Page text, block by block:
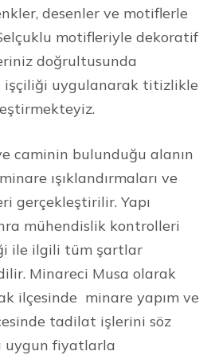
desenler ve motiflerle
motifleriyle dekoratif
doğrultusunda
işçiliği uygulanarak titizlikle
caminin bulunduğu alanın
ışıklandırmaları ve
gerçekleştirilir. Yapı
mühendislik kontrolleri
ile ilgili tüm şartlar
Minareci Musa olarak
ilçesinde minare yapım ve
tadilat işlerini söz
uygun fiyatlarla